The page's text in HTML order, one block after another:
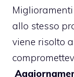
allo stesso
viene risolto